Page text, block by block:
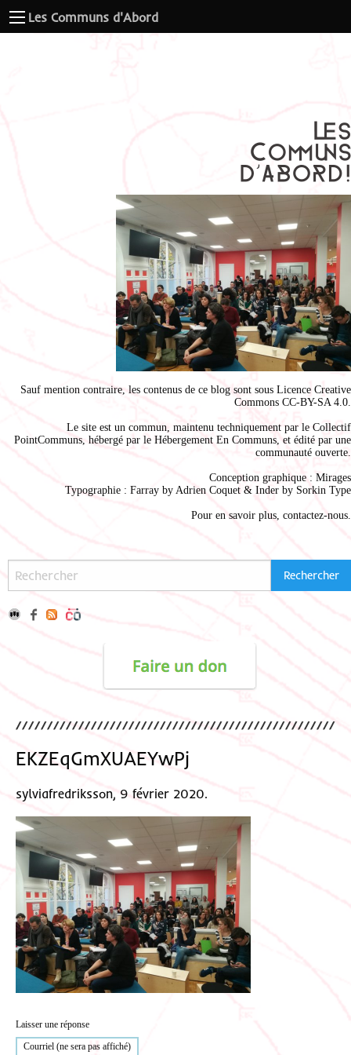
Les Communs d'Abord
Sauf mention contraire, les contenus de ce blog sont sous Licence Creative
Commons CC-BY-SA 4.0
Le site est un commun, maintenu techniquement par le Collectif
PointCommuns , hébergé par le Hébergement En Communs , et édité par une
communauté ouverte.
Conception graphique : Mirages
Typographie : Farray by Adrien Coquet & Inder by Sorkin Type
Pour en savoir plus, contactez-nous
EKZEqGmXUAEYwPj
sylviafredriksson, 9 février 2020.
Laisser une réponse
Courriel (ne sera pas affiché)